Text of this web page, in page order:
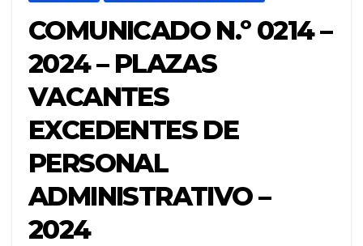
COMUNICADO N.º 0214 –
2024 – PLAZAS
VACANTES
EXCEDENTES DE
PERSONAL
ADMINISTRATIVO –
2024